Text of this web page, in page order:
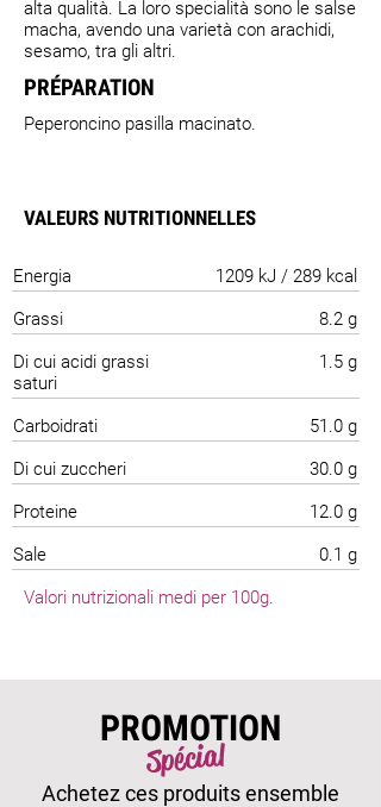
alta qualità. La loro specialità sono le salse
macha, avendo una varietà con arachidi,
sesamo, tra gli altri.
PRÉPARATION
Peperoncino pasilla macinato.
VALEURS NUTRITIONNELLES
Energia
1209 kJ / 289 kcal
Grassi
8.2 g
Di cui acidi grassi
saturi
1.5 g
Carboidrati
51.0 g
Di cui zuccheri
30.0 g
Proteine
12.0 g
Sale
0.1 g
Valori nutrizionali medi per 100g.
PROMOTION
Spécial
Achetez ces produits ensemble